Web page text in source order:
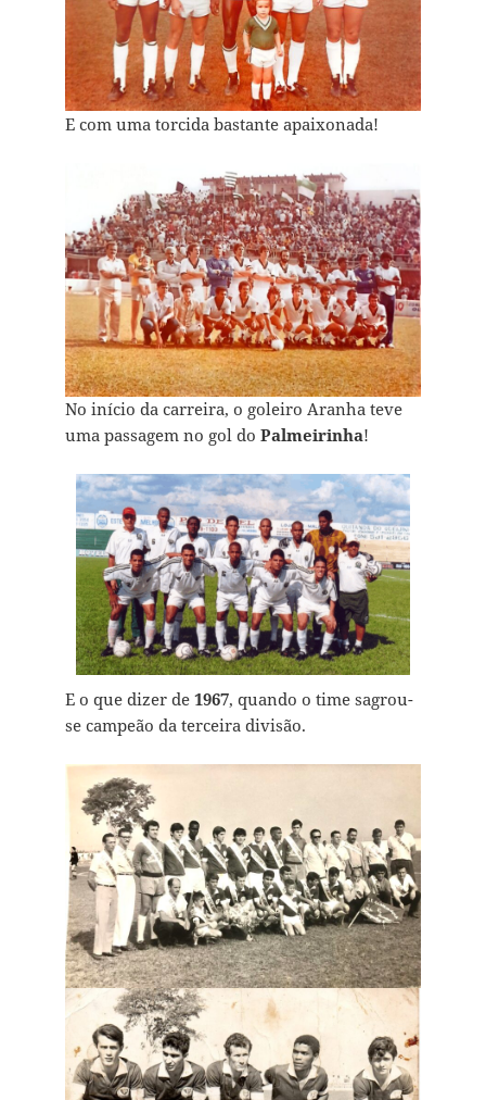
E com uma torcida bastante apaixonada!
No início da carreira, o goleiro Aranha teve
uma passagem no gol do Palmeirinha!
E o que dizer de 1967, quando o time sagrou-
se campeão da terceira divisão.